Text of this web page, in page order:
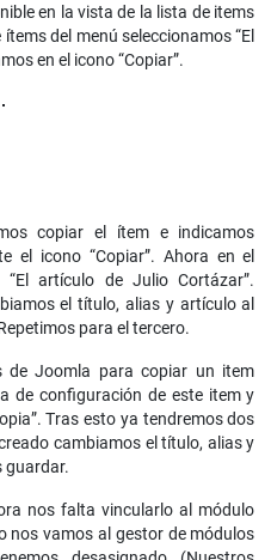
en la vista de la lista de items
del menú seleccionamos “El
en el icono “Copiar”.
copiar el ítem e indicamos
el icono “Copiar”. Ahora en el
artículo de Julio Cortázar”.
el título, alias y artículo al
para el tercero.
de Joomla para copiar un item
de configuración de este item y
Tras esto ya tendremos dos
cambiamos el título, alias y
guardar.
nos falta vincularlo al módulo
nos vamos al gestor de módulos